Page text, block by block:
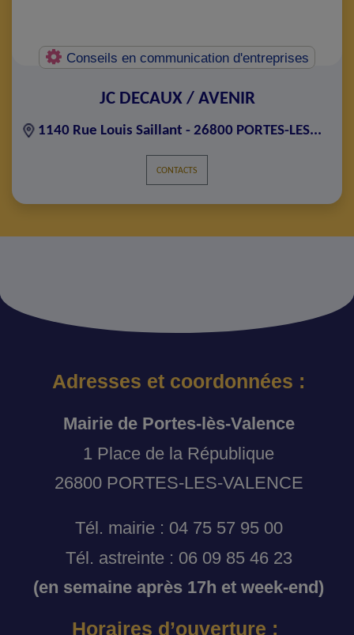
Conseils en communication d'entreprises
JC DECAUX / AVENIR
1140 Rue Louis Saillant - 26800 PORTES-LES...
CONTACTS
Adresses et coordonnées :
Mairie de Portes-lès-Valence
1 Place de la République
26800 PORTES-LES-VALENCE
Tél. mairie : 04 75 57 95 00
Tél. astreinte : 06 09 85 46 23
(en semaine après 17h et week-end)
Horaires d’ouverture :